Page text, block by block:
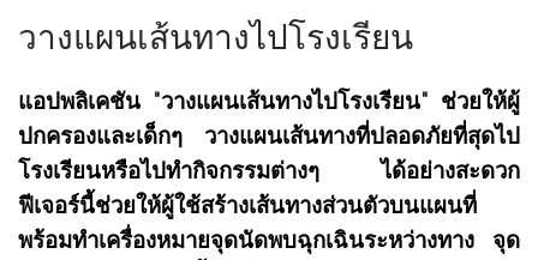
วางแผนเส้นทางไปโรงเรียน
แอปพลิเคชัน "วางแผนเส้นทางไปโรงเรียน" ช่วยให้ผู้
ปกครองและเด็กๆ วางแผนเส้นทางที่ปลอดภัยที่สุดไป
โรงเรียนหรือไปทำกิจกรรมต่างๆ ได้อย่างสะดวก
ฟีเจอร์นี้ช่วยให้ผู้ใช้สร้างเส้นทางส่วนตัวบนแผนที่
พร้อมทำเครื่องหมายจุดนัดพบฉุกเฉินระหว่างทาง จุด